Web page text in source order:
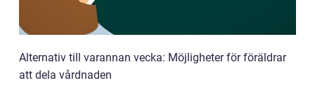
Alternativ till varannan vecka: Möjligheter för föräldrar
att dela vårdnaden